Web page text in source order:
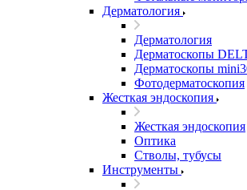
Дерматология
Дерматология
Дерматоскопы
Дерматоскопы
Фотодерматоскопия
Жесткая эндоскопия
Жесткая эндоскопия
Оптика
Стволы, тубусы
Инструменты